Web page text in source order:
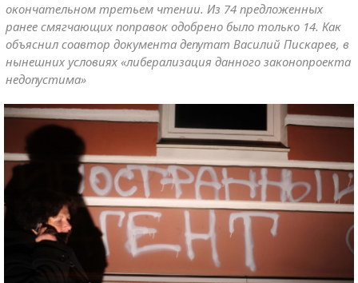
окончательном третьем чтении. Из 74 предложенных
ранее смягчающих поправок одобрено было только 14. Как
объяснил соавтор документа депутат Василий Пискарев, в
нынешних условиях «либерализация данного законопроекта
недопустима»